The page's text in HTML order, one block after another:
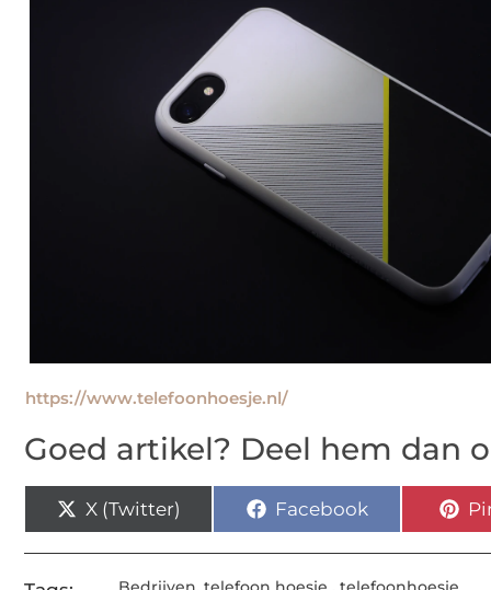
https://www.telefoonhoesje.nl/
Goed artikel? Deel hem dan
X (Twitter) Facebook